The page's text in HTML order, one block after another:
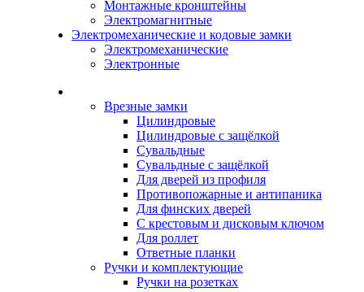
Монтажные кронштейны
Электромагнитные
Электромеханические и кодовые замки
Электромеханические
Электронные
Врезные замки
Цилиндровые
Цилиндровые с защёлкой
Сувальдные
Сувальдные с защёлкой
Для дверей из профиля
Противопожарные и антипаника
Для финских дверей
С крестовым и дисковым ключом
Для роллет
Ответные планки
Ручки и комплектующие
Ручки на розетках